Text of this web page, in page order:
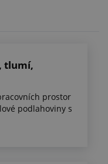
tlumí,
prostor
podlahoviny s